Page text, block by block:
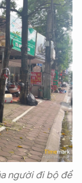
người đi bộ để
trợ!